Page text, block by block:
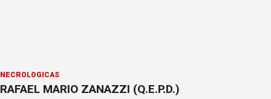
NECROLÓGICAS
RAFAEL MARIO ZANAZZI (Q.E.P.D.)